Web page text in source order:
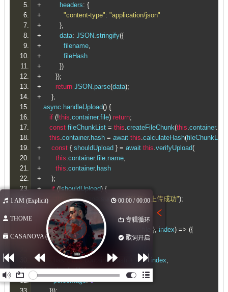
+ headers: {
+
"content-type": "application/json"
+
},
+ data: JSON.stringify({
+ filename,
+ fileHash
+
})
+
});
+
return JSON.parse(data);
+
},
async handleUpload() {
if (!this.container.file) return;
const fileChunkList = this.createFileChunk(this.container.
this.container. hash = await this.calculateHash(fileChunkList
+
const { shouldUpload } = await this.verifyUpload(
+
this.container.file.name,
+
this.container. hash
+
);
+
if (!shouldUpload) {
+
this.$message success("秒传：上传成功");
return;
}
this.data = fileChunkList }, index) => ({
fileHash: this.container.hash,
index,
hash: this.container.hash "-" + index,
chunk: file,
percentage: 0
1 AM (Explicit) 00:00 / 00:00
THOME 专辑循环
CASANOVA (Ex... 歌词开启